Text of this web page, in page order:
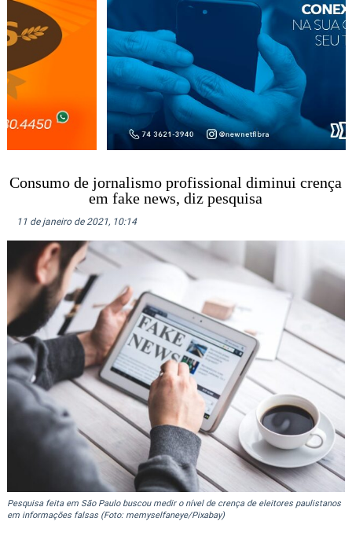
Consumo de jornalismo profissional diminui crença
em fake news, diz pesquisa
11 de janeiro de 2021, 10:14
Pesquisa feita em São Paulo buscou medir o nível de crença de eleitores paulistanos
em informações falsas (Foto: memyselfaneye/Pixabay)